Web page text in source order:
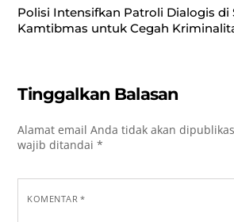
Polisi Intensifkan Patroli Dialogis di
Kamtibmas untuk Cegah
Tinggalkan Balasan
Alamat email Anda tidak akan
wajib ditandai*
KOMENTAR*